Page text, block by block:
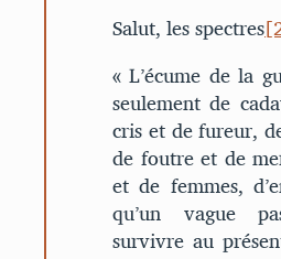
Salut, les spectres
« L’écume de la
seulement de
cris et de fureur,
de foutre et de
et de femmes,
qu’un vague
survivre au